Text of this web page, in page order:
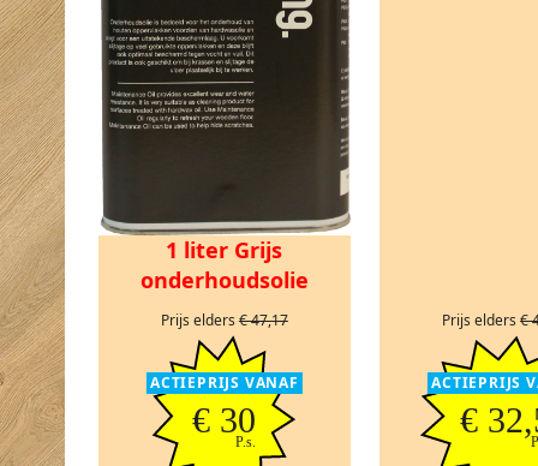
1 liter Grijs
onderhoudsolie
Prijs elders€ 47,17
ACTIEPRIJS VANAF
€ 30
P.s.
Prijs elders€
ACTIEPRIJS
€